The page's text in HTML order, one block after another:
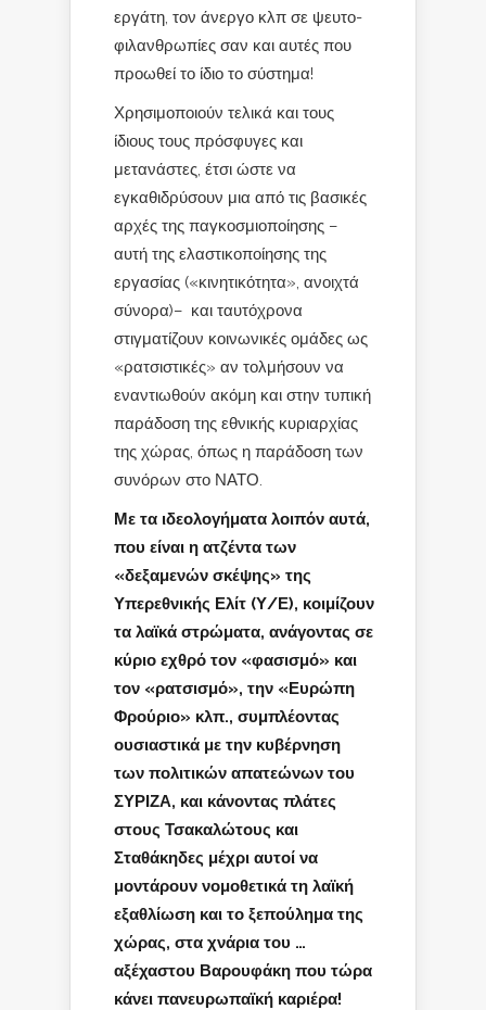
εργάτη, τον άνεργο κλπ σε ψευτο-
φιλανθρωπίες σαν και αυτές που
προωθεί το ίδιο το σύστημα!
Χρησιμοποιούν τελικά και τους
ίδιους τους πρόσφυγες και
μετανάστες, έτσι ώστε να
εγκαθιδρύσουν μια από τις βασικές
αρχές της παγκοσμιοποίησης –
αυτή της ελαστικοποίησης της
εργασίας («κινητικότητα», ανοιχτά
σύνορα)– και ταυτόχρονα
στιγματίζουν κοινωνικές ομάδες ως
«ρατσιστικές» αν τολμήσουν να
εναντιωθούν ακόμη και στην τυπική
παράδοση της εθνικής κυριαρχίας
της χώρας, όπως η παράδοση των
συνόρων στο ΝΑΤΟ.
Με τα ιδεολογήματα λοιπόν αυτά,
που είναι η ατζέντα των
«δεξαμενών σκέψης» της
Υπερεθνικής Ελίτ (Υ/Ε), κοιμίζουν
τα λαϊκά στρώματα, ανάγοντας σε
κύριο εχθρό τον «φασισμό» και
τον «ρατσισμό», την «Ευρώπη
Φρούριο» κλπ., συμπλέοντας
ουσιαστικά με την κυβέρνηση
των πολιτικών απατεώνων του
ΣΥΡΙΖΑ, και κάνοντας πλάτες
στους Τσακαλώτους και
Σταθάκηδες μέχρι αυτοί να
μοντάρουν νομοθετικά τη λαϊκή
εξαθλίωση και το ξεπούλημα της
χώρας, στα χνάρια του …
αξέχαστου Βαρουφάκη που τώρα
κάνει πανευρωπαϊκή καριέρα!